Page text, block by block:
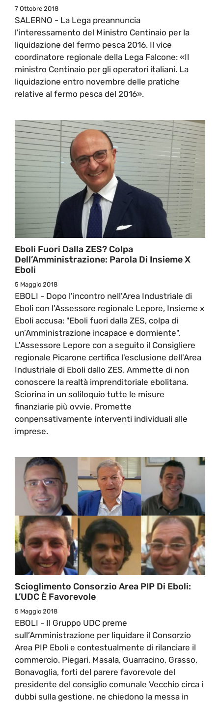
7 Ottobre 2018
SALERNO - La Lega preannuncia
l'interessamento del Ministro Centinaio per la
liquidazione del fermo pesca 2016. Il vice
coordinatore regionale della Lega Falcone: «Il
ministro Centinaio per gli operatori italiani. La
liquidazione entro novembre delle pratiche
relative al fermo pesca del 2016».
Eboli Fuori Dalla ZES? Colpa
Dell’Amministrazione: Parola Di Insieme X
Eboli
5 Maggio 2018
EBOLI - Dopo l'incontro nell'Area Industriale di
Eboli con l'Assessore regionale Lepore, Insieme x
Eboli accusa: "Eboli fuori dalla ZES, colpa di
un’Amministrazione incapace e dormiente".
L'Assessore Lepore con a seguito il Consigliere
regionale Picarone certifica l'esclusione dell'Area
Industriale di Eboli dallo ZES. Ammette di non
conoscere la realtà imprenditoriale ebolitana.
Sciorina in un soliloquio tutte le misure
finanziarie più ovvie. Promette
conpensativamente interventi individuali alle
imprese.
Scioglimento Consorzio Area PIP Di Eboli:
L’UDC È Favorevole
5 Maggio 2018
EBOLI - Il Gruppo UDC preme
sull’Amministrazione per liquidare il Consorzio
Area PIP Eboli e contestualmente di rilanciare il
commercio. Piegari, Masala, Guarracino, Grasso,
Bonavoglia, forti del parere favorevole del
presidente del consiglio comunale Vecchio circa i
dubbi sulla gestione, ne chiedono la messa in